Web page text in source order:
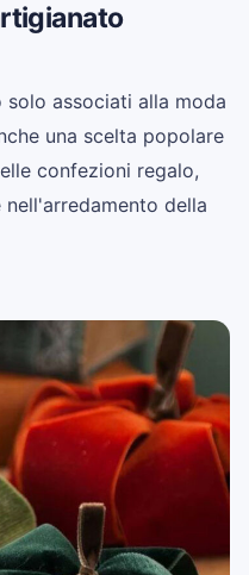
associati alla moda
una scelta popolare
confezioni regalo,
della